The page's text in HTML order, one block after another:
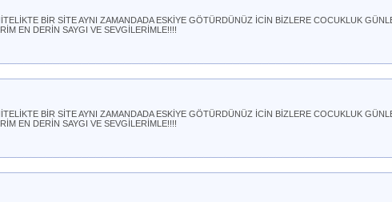
BİR SİTE AYNI ZAMANDADA ESKİYE GÖTÜRDÜNÜZ İCİN BİZLERE COCUKLUK
EN DERİN SAYGI VE SEVGİLERİMLE!!!!
BİR SİTE AYNI ZAMANDADA ESKİYE GÖTÜRDÜNÜZ İCİN BİZLERE COCUKLUK
EN DERİN SAYGI VE SEVGİLERİMLE!!!!